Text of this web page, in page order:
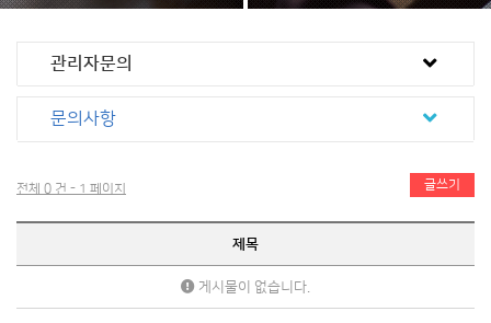
관리자문의
문의사항
전체 0 건 - 1 페이지 글쓰기
제목
게시물이 없습니다.